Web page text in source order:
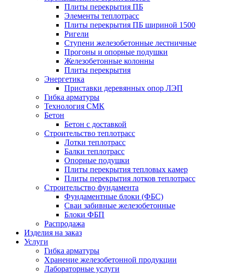
Плиты перекрытия ПБ
Элементы теплотрасс
Плиты перекрытия ПБ шириной 1500
Ригели
Ступени железобетонные лестничные
Прогоны и опорные подушки
Железобетонные колонны
Плиты перекрытия
Энергетика
Приставки деревянных опор ЛЭП
Гибка арматуры
Технология СМК
Бетон
Бетон с доставкой
Строительство теплотрасс
Лотки теплотрасс
Балки теплотрасс
Опорные подушки
Плиты перекрытия тепловых камер
Плиты перекрытия лотков теплотрасс
Строительство фундамента
Фундаментные блоки (ФБС)
Сваи забивные железобетонные
Блоки ФБП
Распродажа
Изделия на заказ
Услуги
Гибка арматуры
Хранение железобетонной продукции
Лабораторные услуги